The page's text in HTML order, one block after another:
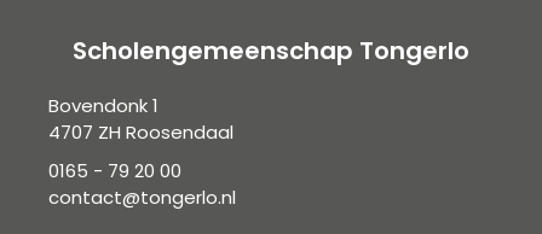
Scholengemeenschap Tongerlo
Bovendonk 1
4707 ZH Roosendaal
0165 - 79 20 00
contact@tongerlo.nl